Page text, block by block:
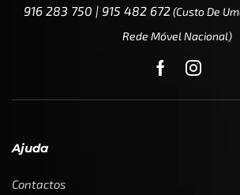
916 283 750 | 915 482 672(custo De
Rede Móvel Nacional)
Ajuda
Contactos